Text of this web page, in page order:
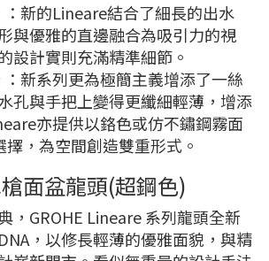
新的Lineare結合了細長的出水
與優雅的直邊融合為吸引力的視
設計實則充滿精準細節。
新系列更為極簡主義增添了一絲
孔與手把上變得更纖細輕薄，增添
亦提供以鉻色或仿不鏽鋼霧面
，為空間創造雙重形式。
面盆龍頭(超鋼色)
，GROHE Lineare 系列龍頭全新
，以修長輕薄的優雅面貌，與精